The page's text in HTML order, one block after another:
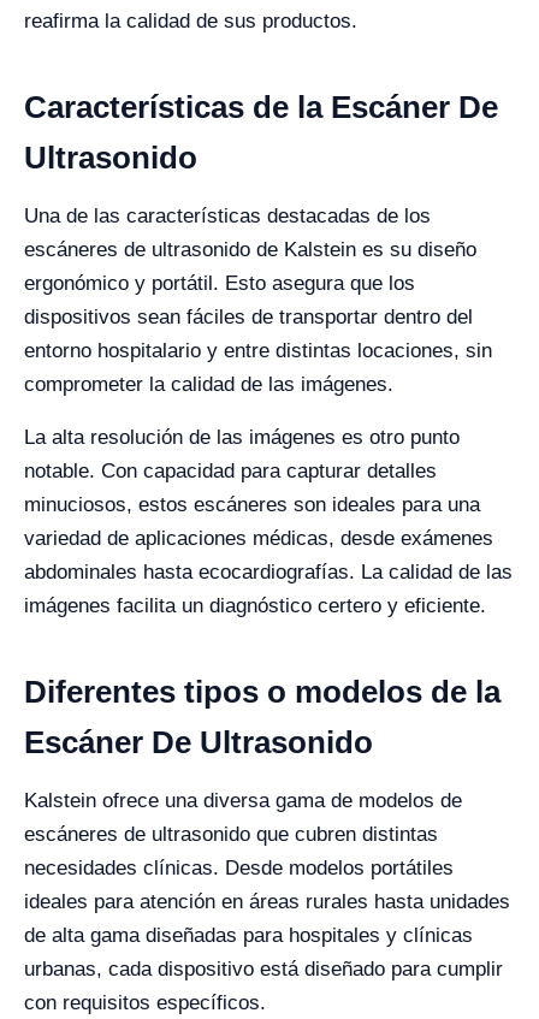
reafirma la calidad de sus productos.
Características de la Escáner De
Ultrasonido
Una de las características destacadas de los
escáneres de ultrasonido de Kalstein es su diseño
ergonómico y portátil. Esto asegura que los
dispositivos sean fáciles de transportar dentro del
entorno hospitalario y entre distintas locaciones, sin
comprometer la calidad de las imágenes.
La alta resolución de las imágenes es otro punto
notable. Con capacidad para capturar detalles
minuciosos, estos escáneres son ideales para una
variedad de aplicaciones médicas, desde exámenes
abdominales hasta ecocardiografías. La calidad de las
imágenes facilita un diagnóstico certero y eficiente.
Diferentes tipos o modelos de la
Escáner De Ultrasonido
Kalstein ofrece una diversa gama de modelos de
escáneres de ultrasonido que cubren distintas
necesidades clínicas. Desde modelos portátiles
ideales para atención en áreas rurales hasta unidades
de alta gama diseñadas para hospitales y clínicas
urbanas, cada dispositivo está diseñado para cumplir
con requisitos específicos.